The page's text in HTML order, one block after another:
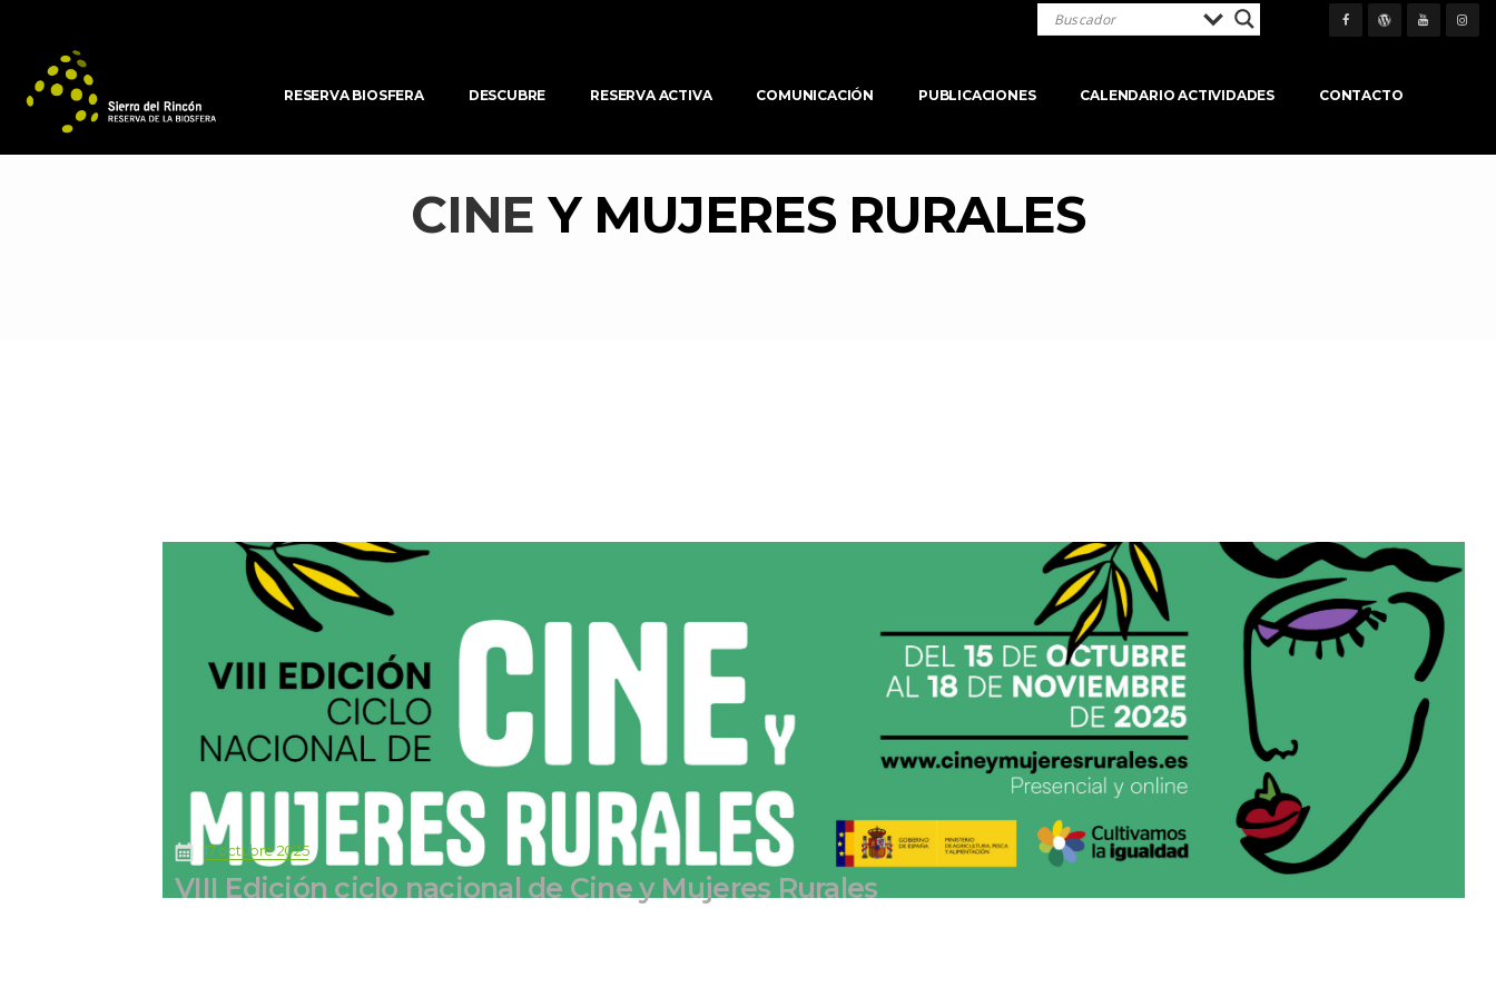
RESERVA BIOSFERA DESCUBRE RESERVA ACTIVA COMUNICACIÓN PUBLICACIONES CALENDARIO ACTIVIDADES CONTACTO
CINE Y MUJERES RURALES
17 octubre 2025
VIII Edición ciclo nacional de Cine y Mujeres Rurale